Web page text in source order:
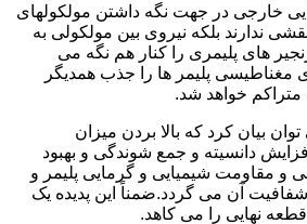
خارجی در جهت نگه داشتن مولکولهای
ندارند بلکه نیروی بین مولکولی به
های پلیمری را کنار هم نگه می
مغناطیسی پلیمر ها را جذب همدیگر
متراکم خواهد شد.
بیان کرد که بالا بردن میزان
دانسیته و جمع شوندگی و بهبود
مقاومت شیمیایی و گرمایی پلیمر و
آن می گردد.ضمناً این پدیده یک
نهایی را می کاهد.